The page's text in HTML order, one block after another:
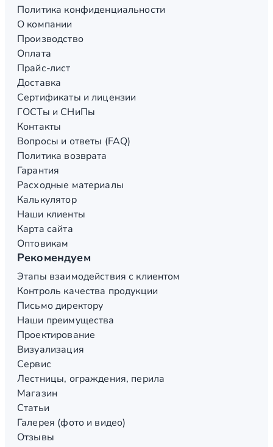
Политика конфиденциальности
О компании
Производство
Оплата
Прайс-лист
Доставка
Сертификаты и лицензии
ГОСТы и СНиПы
Контакты
Вопросы и ответы (FAQ)
Политика возврата
Гарантия
Расходные материалы
Калькулятор
Наши клиенты
Карта сайта
Оптовикам
Рекомендуем
Этапы взаимодействия с клиентом
Контроль качества продукции
Письмо директору
Наши преимущества
Проектирование
Визуализация
Сервис
Лестницы, ограждения, перила
Магазин
Статьи
Галерея (фото и видео)
Отзывы